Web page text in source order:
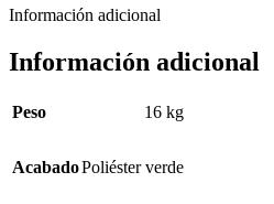
Información adicional
Información adicional
Peso 16 kg
AcabadoPoliéster verde